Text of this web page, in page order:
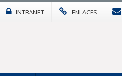
INTRANET ENLACES